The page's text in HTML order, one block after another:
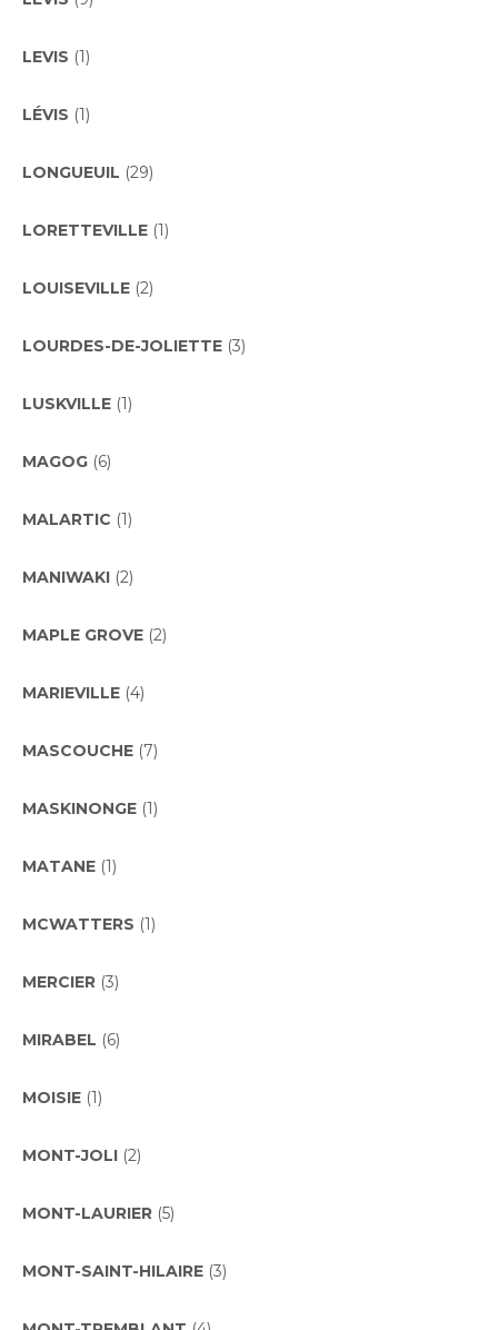
LEVIS (1)
LÉVIS (1)
LONGUEUIL (29)
LORETTEVILLE (1)
LOUISEVILLE (2)
LOURDES-DE-JOLIETTE (3)
LUSKVILLE (1)
MAGOG (6)
MALARTIC (1)
MANIWAKI (2)
MAPLE GROVE (2)
MARIEVILLE (4)
MASCOUCHE (7)
MASKINONGE (1)
MATANE (1)
MCWATTERS (1)
MERCIER (3)
MIRABEL (6)
MOISIE (1)
MONT-JOLI (2)
MONT-LAURIER (5)
MONT-SAINT-HILAIRE (3)